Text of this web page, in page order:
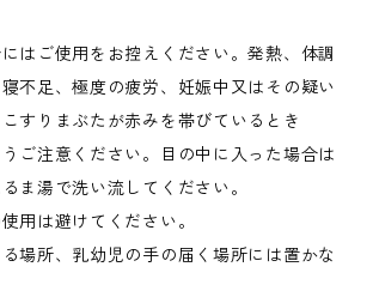
はご使用をお控えください。発熱、体調
不足、極度の疲労、妊娠中又はその疑い
すりまぶたが赤みを帯びているとき
ご注意ください。目の中に入った場合は
ま湯で洗い流してください。
用は避けてください。
場所、乳幼児の手の届く場所には置かな